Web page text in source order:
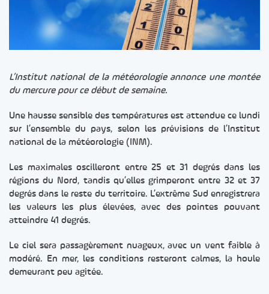
L’Institut national de la météorologie annonce une montée
du mercure pour ce début de semaine.
Une hausse sensible des températures est attendue ce lundi
sur l’ensemble du pays, selon les prévisions de l’Institut
national de la météorologie (INM).
Les maximales oscilleront entre 25 et 31 degrés dans les
régions du Nord, tandis qu’elles grimperont entre 32 et 37
degrés dans le reste du territoire. L’extrême Sud enregistrera
les valeurs les plus élevées, avec des pointes pouvant
atteindre 41 degrés.
Le ciel sera passagèrement nuageux, avec un vent faible à
modéré. En mer, les conditions resteront calmes, la houle
demeurant peu agitée.